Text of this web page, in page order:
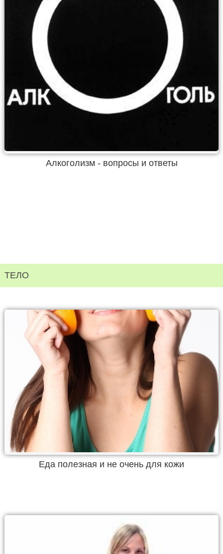
Алкоголизм - вопросы и ответы
ТЕЛО
Еда полезная и не очень для кожи